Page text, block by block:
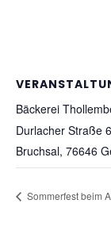
Bäckerei
Durlacher Straße
Bruchsal, 76646
Sommerfest beim